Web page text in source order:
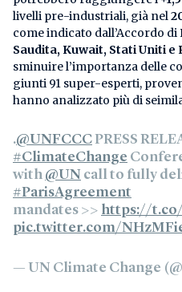
livelli pre-industriali, già nel
come indicato dall’Accordo
Saudita, Kuwait, Stati Uniti e
sminuire l’importanza delle
giunti 91 super-esperti,
hanno analizzato più di
.@UNFCCCPRESS
#ClimateChange
with @UN call to fully
#ParisAgreement
mandates >> https://
pic.twitter.com/
— UN Climate Change